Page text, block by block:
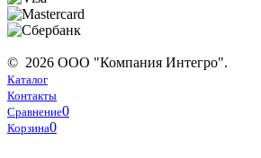
© 2026 ООО "Компания Интегро".
Каталог
Контакты
Сравнение0
Корзина0